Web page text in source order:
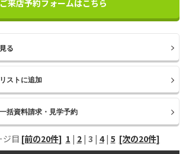
ご来店予約フォームはこちら
る
ジ目 [前の20件] 1 | 2| 3 | 4| 5 [次の20件]